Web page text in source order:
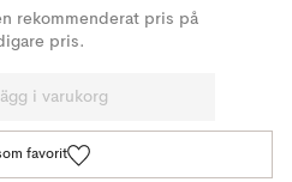
rekommenderat pris på
pris.
i varukorg
favorit